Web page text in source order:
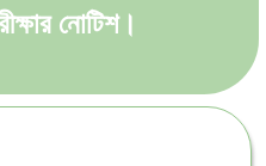
নোটিশ।